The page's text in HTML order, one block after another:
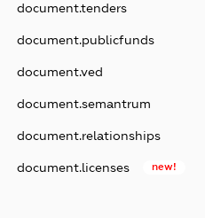
document.tenders
document.publicfunds
document.ved
document.semantrum
document.relationships
document.licenses new!